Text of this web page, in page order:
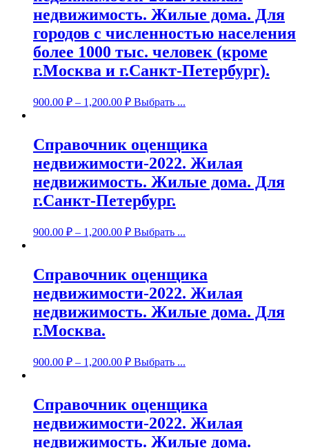
недвижимость. Жилые дома. Для
городов с численностью населения
более 1000 тыс. человек (кроме
г.Москва и г.Санкт-Петербург).
900.00 ₽ – 1,200.00 ₽ Выбрать ...
Справочник оценщика
недвижимости-2022. Жилая
недвижимость. Жилые дома. Для
г.Санкт-Петербург.
900.00 ₽ – 1,200.00 ₽ Выбрать ...
Справочник оценщика
недвижимости-2022. Жилая
недвижимость. Жилые дома. Для
г.Москва.
900.00 ₽ – 1,200.00 ₽ Выбрать ...
Справочник оценщика
недвижимости-2022. Жилая
недвижимость. Жилые дома.